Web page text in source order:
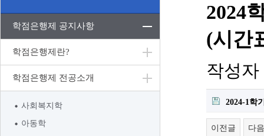
학점은행제 공지사항
학점은행제란?
학점은행제 전공소개
사회복지학
아동학
2024
(시간
작성자
2024-1학
이전글 다